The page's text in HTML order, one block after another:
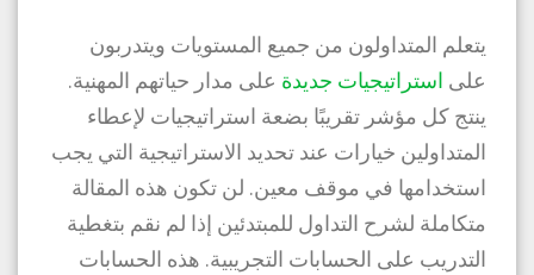
يتعلم المتداولون من جميع المستويات ويتدربون
على استراتيجيات جديدة على مدار حياتهم المهنية.
ينتج كل مؤشر تقريبًا بضعة استراتيجيات لإعطاء
المتداولين خيارات عند تحديد الاستراتيجية التي يجب
استخدامها في موقف معين. لن تكون هذه المقالة
متكاملة لشرح التداول للمبتدئين إذا لم نقم بتغطية
التدريب على الحسابات التجريبية. هذه الحسابات